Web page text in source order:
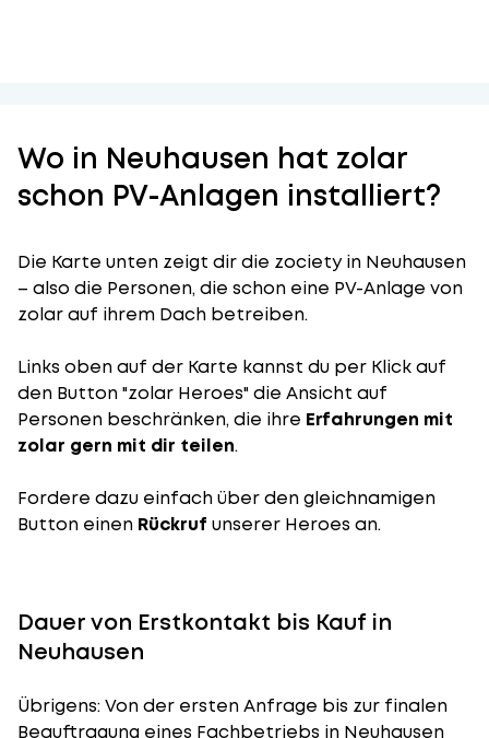
Wo in Neuhausen hat zolar
schon PV-Anlagen installiert?
Die Karte unten zeigt dir die zociety in Neuhausen
– also die Personen, die schon eine PV-Anlage von
zolar auf ihrem Dach betreiben.
Links oben auf der Karte kannst du per Klick auf
den Button "zolar Heroes" die Ansicht auf
Personen beschränken, die ihre Erfahrungen mit
zolar gern mit dir teilen.
Fordere dazu einfach über den gleichnamigen
Button einen Rückruf unserer Heroes an.
Dauer von Erstkontakt bis Kauf in
Neuhausen
Übrigens: Von der ersten Anfrage bis zur finalen
Beauftragung eines Fachbetriebs in Neuhausen